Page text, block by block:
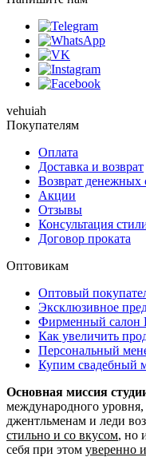
vehuiah
Покупателям
Оплата
Доставка и возврат
Возврат денежных
Акции
Отзывы
Консультация
Договор проката
Оптовикам
Оптовый
Эксклюзивное
Фирменный салон
Как увеличить
Персональный
Купим свадебный
Основная миссия
международного
джентльменам и леди
стильно и со вкусом, но
себя при этом уверенно